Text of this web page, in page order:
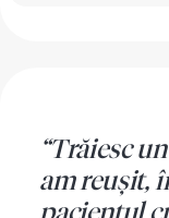
“Trăiesc
am reușit,